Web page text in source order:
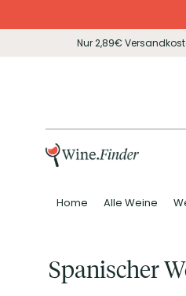
Nur 2,89€
Home Alle Weine
Spanischer